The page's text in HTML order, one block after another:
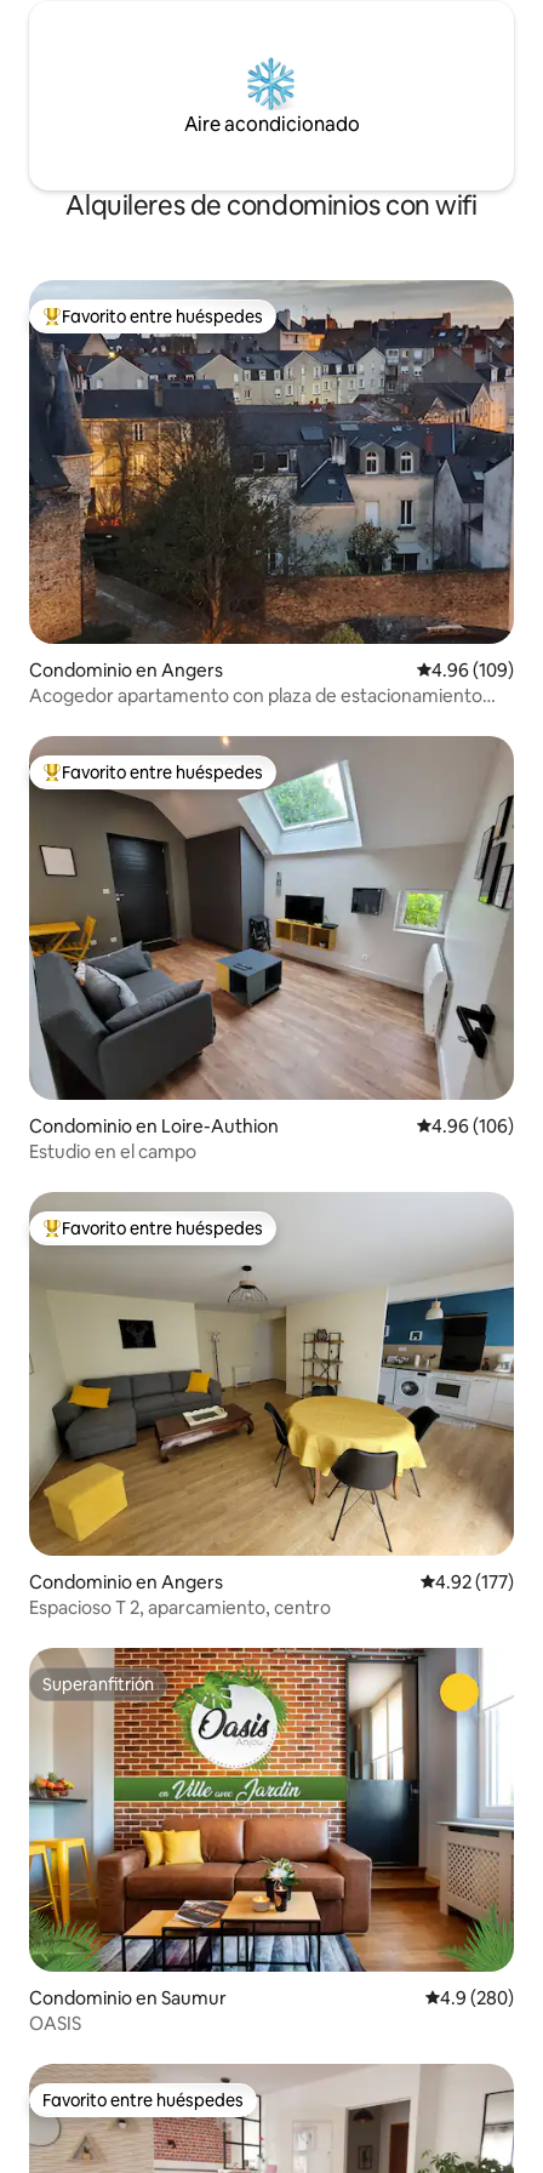
Aire acondicionado
Alquileres de condominios con wifi
De los mejores en Favorito entre huéspedes
Favorito entre huéspedes
Condominio en Angers Calificación
4.96 (109)
Acogedor apartamento con plaza de estacionamiento
De los mejores en Favorito entre huéspedes
Favorito entre huéspedes
Condominio en Loire-Authion Calificación
4.96 (106)
Estudio en el campo
De los mejores en Favorito entre huéspedes
Favorito entre huéspedes
Condominio en Angers Calificación
4.92 (177)
Espacioso T 2, aparcamiento, centro
Superanfitrión
Superanfitrión
Condominio en Saumur Calificación
4.9 (280)
OASIS
Favorito entre huéspedes
Favorito entre huéspedes